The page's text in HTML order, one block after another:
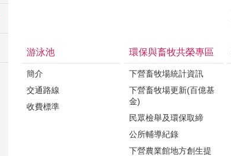
游泳池
簡介
交通路線
收費標準
環保與畜牧共榮專區
下營畜牧場統計資訊
下營畜牧場更新(百億基
金)
民眾檢舉及環保取締
公所輔導紀錄
下營農業館地方創生提